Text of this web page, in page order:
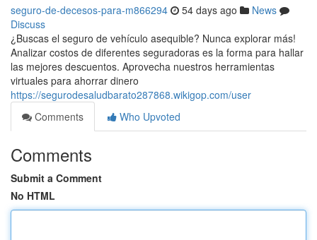
seguro-de-decesos-para-m866294 54 days ago
News
Discuss
¿Buscas el seguro de vehículo asequible? Nunca explorar más!
Analizar costos de diferentes seguradoras es la forma para hallar
las mejores descuentos. Aprovecha nuestros herramientas
virtuales para ahorrar dinero
https://segurodesaludbarato287868.wikigop.com/user
Comments
Who Upvoted
Comments
Submit a Comment
No HTML